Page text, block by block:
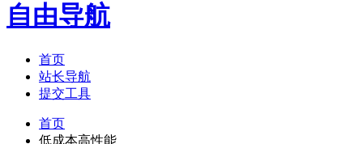
自由导航
首页
站长导航
提交工具
首页
低成本高性能